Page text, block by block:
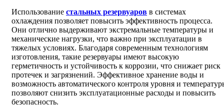
Использование стальных резервуаров в системах
охлаждения позволяет повысить эффективность процесса.
Они отлично выдерживают экстремальные температуры и
механические нагрузки, что важно при эксплуатации в
тяжелых условиях. Благодаря современным технологиям
изготовления, такие резервуары имеют высокую
герметичность и устойчивость к коррозии, что снижает риск
протечек и загрязнений. Эффективное хранение воды и
возможность автоматического контроля уровня и
позволяют снизить эксплуатационные расходы и повысить
безопасность.